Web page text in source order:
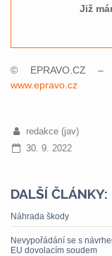
Již
© EPRAVO.CZ –
www.epravo.cz
redakce (jav)
30. 9. 2022
DALŠÍ ČLÁNKY:
Náhrada škody
Nevypořádání se s
EU dovolacím soudem